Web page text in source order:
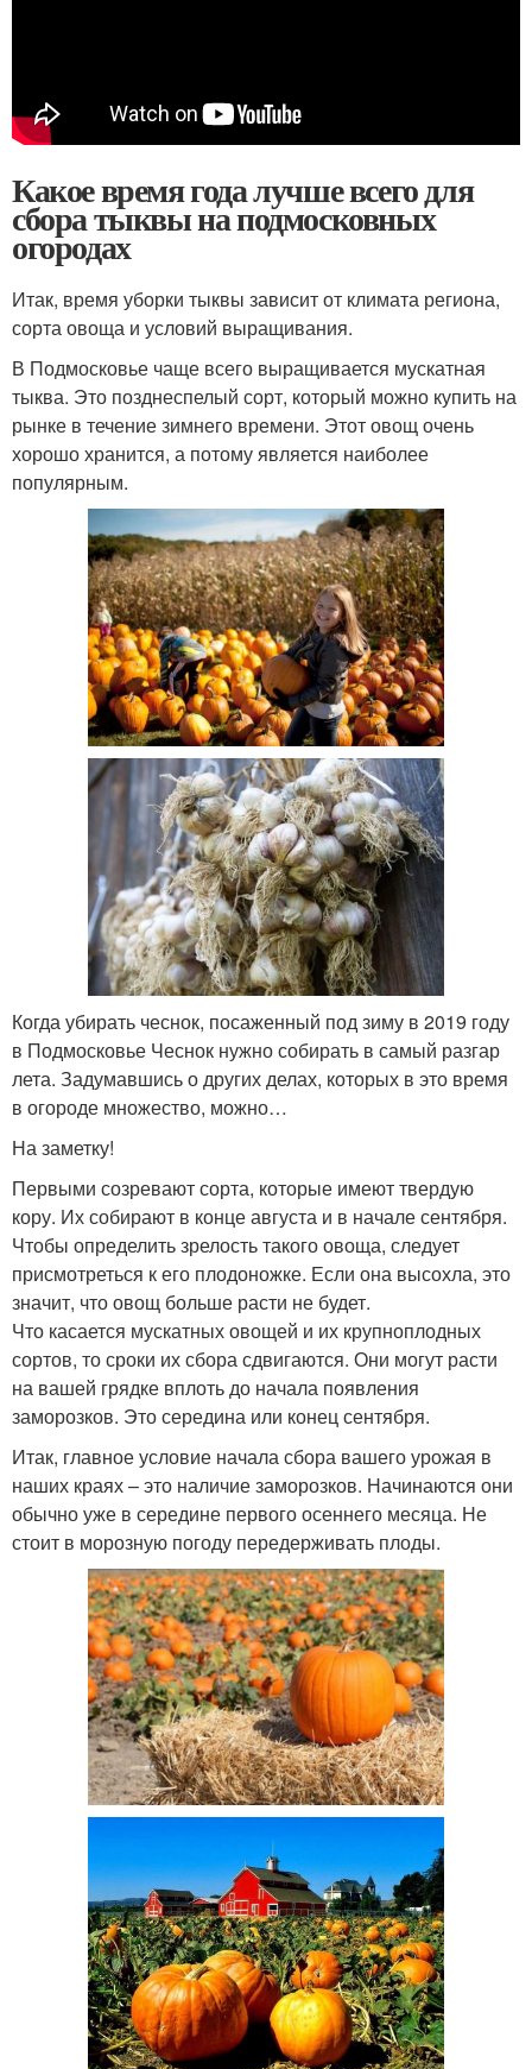
Какое время года лучше всего для
сбора тыквы на подмосковных
огородах
Итак, время уборки тыквы зависит от климата региона,
сорта овоща и условий выращивания.
В Подмосковье чаще всего выращивается мускатная
тыква. Это позднеспелый сорт, который можно купить на
рынке в течение зимнего времени. Этот овощ очень
хорошо хранится, а потому является наиболее
популярным.
Когда убирать чеснок, посаженный под зиму в 2019 году
в Подмосковье Чеснок нужно собирать в самый разгар
лета. Задумавшись о других делах, которых в это время
в огороде множество, можно…
На заметку!
Первыми созревают сорта, которые имеют твердую
кору. Их собирают в конце августа и в начале сентября.
Чтобы определить зрелость такого овоща, следует
присмотреться к его плодоножке. Если она высохла, это
значит, что овощ больше расти не будет.
Что касается мускатных овощей и их крупноплодных
сортов, то сроки их сбора сдвигаются. Они могут расти
на вашей грядке вплоть до начала появления
заморозков. Это середина или конец сентября.
Итак, главное условие начала сбора вашего урожая в
наших краях – это наличие заморозков. Начинаются они
обычно уже в середине первого осеннего месяца. Не
стоит в морозную погоду передерживать плоды.